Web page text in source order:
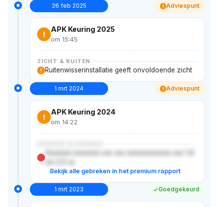
26 feb 2025 ! Adviespunt
!
APK Keuring 2025
om 15:45
ZICHT & RUITEN
! Ruitenwisserinstallatie geeft onvoldoende zicht
1 mrt 2024 ! Adviespunt
!
APK Keuring 2024
om 14:22
XXXXXX & XXXXXX
Xxxx(xx) xxxxxxxx xxx xxx xxxxxxxxxxxxx xxx 1,6
Bekijk alle gebreken in het premium rapport
1 mrt 2023 Goedgekeurd